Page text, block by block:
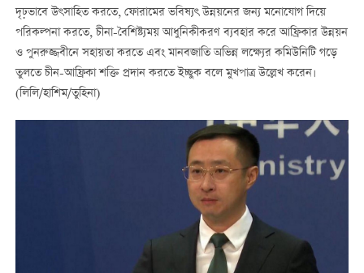
দৃঢ়ভাবে উৎসাহিত করতে, ফোরামের ভবিষ্যৎ উন্নয়নের জন্য মনোযোগ দিয়ে
পরিকল্পনা করতে, চীনা-বৈশিষ্ট্যময় আধুনিকীকরণ ব্যবহার করে আফ্রিকার উন্নয়ন
ও পুনরুজ্জবীনে সহায়তা করতে এবং মানবজাতি অভিন্ন লক্ষ্যের কমিউনিটি গড়ে
তুলতে চীন-আফ্রিকা শক্তি প্রদান করতে ইচ্ছুক বলে মুখপাত্র উল্লেখ করেন।
(লিলি/হাশিম/তুহিনা)